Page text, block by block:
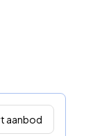
aanbod